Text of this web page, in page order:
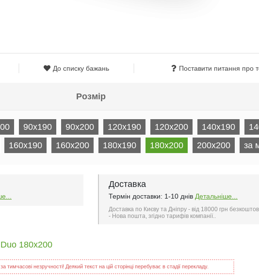
До списку бажань Поставити питання про
Розмір
90x190 90x200 120x190 120x200 140x190
160x190 160x200 180x190 180x200 200х200 за
Доставка
Термін доставки: 1-10 днів Детальніше...
Доставка по Києву та Дніпру - від 18000 грн
- Нова пошта, згідно тарифів компанії..
180х200
тимчасові незручності! Деякий текст на цій сторінці перебуває в стадії перекладу.